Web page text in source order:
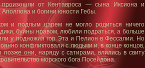
произошли от Кентавроса — сына Иксиона и
и богини юности Гебы.
и подлым царем не могло родиться ничего
буйны нравом, любили подраться, а больше
у подножия гор Эта и Пелион в Фессалии. Но
конфликтовали с людьми и, в конце концов,
они, наряду с сатирами, влились в свиту
морского бога Посейдона.